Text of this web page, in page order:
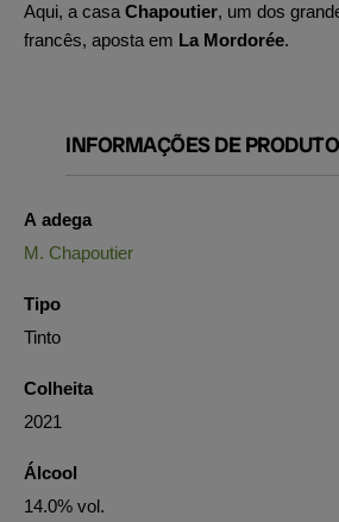
Aqui, a casa Chapoutier, um dos
francês, aposta em La Mordorée.
INFORMAÇÕES DE PRODUTO
A adega
M. Chapoutier
Tipo
Tinto
Colheita
2021
Álcool
14.0% vol.